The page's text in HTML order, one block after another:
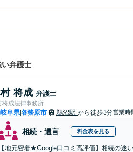
弁護士
将成 弁護士
将成法律事務所
岐阜県|各務原市 鵜沼駅 から徒歩3分営業時
相続・遺言 料金表を見る
【地元密着★Google口コミ高評価】相続の迷